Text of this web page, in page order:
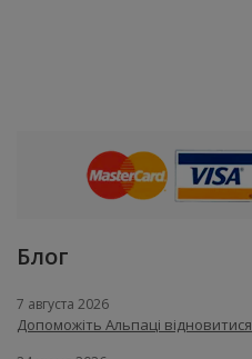
Блог
7 августа 2026
Допоможіть Альпаці відновитися